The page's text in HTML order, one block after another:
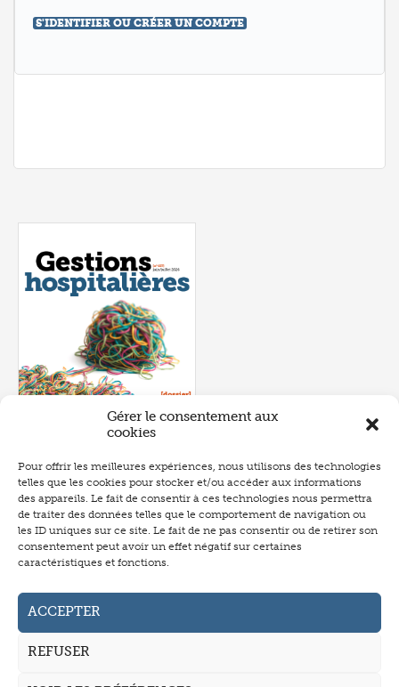
Gérer le consentement aux
cookies
Pour offrir les meilleures expériences, nous utilisons des technologies
telles que les cookies pour stocker et/ou accéder aux informations
des appareils. Le fait de consentir à ces technologies nous permettra
de traiter des données telles que le comportement de navigation ou
les ID uniques sur ce site. Le fait de ne pas consentir ou de retirer son
consentement peut avoir un effet négatif sur certaines
caractéristiques et fonctions.
ACCEPTER
REFUSER
S'IDENTIFIER OU CRÉER UN COMPTE
Numéro 657- juin 2026
Annonceurs
Auteurs